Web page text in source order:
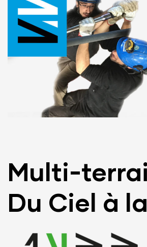
Multi-
Du Ciel à